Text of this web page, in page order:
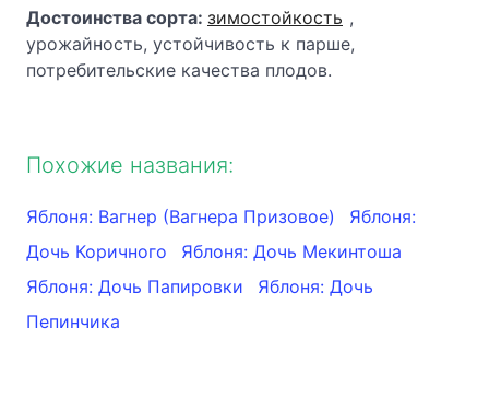
Достоинства сорта: зимостойкость ,
урожайность, устойчивость к парше,
потребительские качества плодов.
Похожие названия:
Яблоня: Вагнер (Вагнера Призовое)
Яблоня:
Дочь Коричного
Яблоня: Дочь Мекинтоша
Яблоня: Дочь Папировки
Яблоня: Дочь
Пепинчика